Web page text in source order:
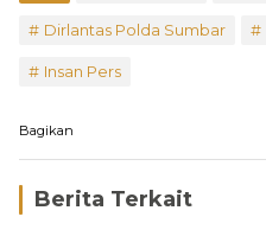
Dirlantas Polda Sumbar
Insan Pers
Bagikan
Berita Terkait